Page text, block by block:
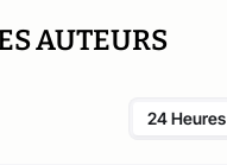
AUTEURS
24 Heures